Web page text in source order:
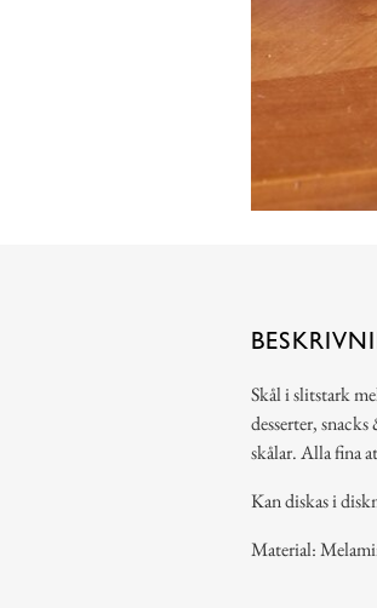
Skål i slitstark
desserter,
skålar. Alla fina
Kan diskas i
Material: